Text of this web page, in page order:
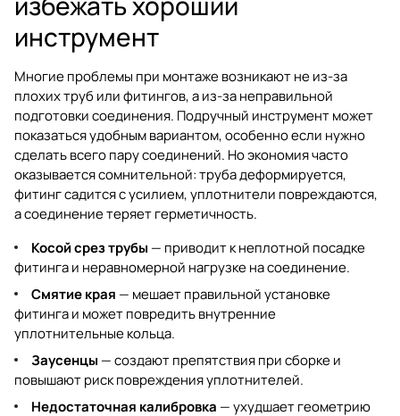
инструмент
Многие проблемы при монтаже возникают не из-за
плохих труб или фитингов, а из-за неправильной
подготовки соединения. Подручный инструмент может
показаться удобным вариантом, особенно если нужно
сделать всего пару соединений. Но экономия часто
оказывается сомнительной: труба деформируется,
фитинг садится с усилием, уплотнители повреждаются,
а соединение теряет герметичность.
Косой срез трубы — приводит к неплотной посадке
фитинга и неравномерной нагрузке на соединение.
Смятие края — мешает правильной установке
фитинга и может повредить внутренние
уплотнительные кольца.
Заусенцы — создают препятствия при сборке и
повышают риск повреждения уплотнителей.
Недостаточная калибровка — ухудшает геометрию